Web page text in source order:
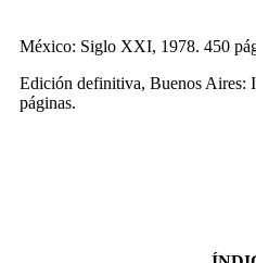
México: Siglo XXI, 1978. 450
Edición definitiva, Buenos Aires:
páginas.